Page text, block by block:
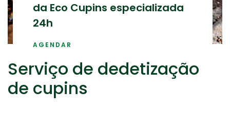
da Eco Cupins especializada
24h
AGENDAR
Serviço de dedetização
de cupins